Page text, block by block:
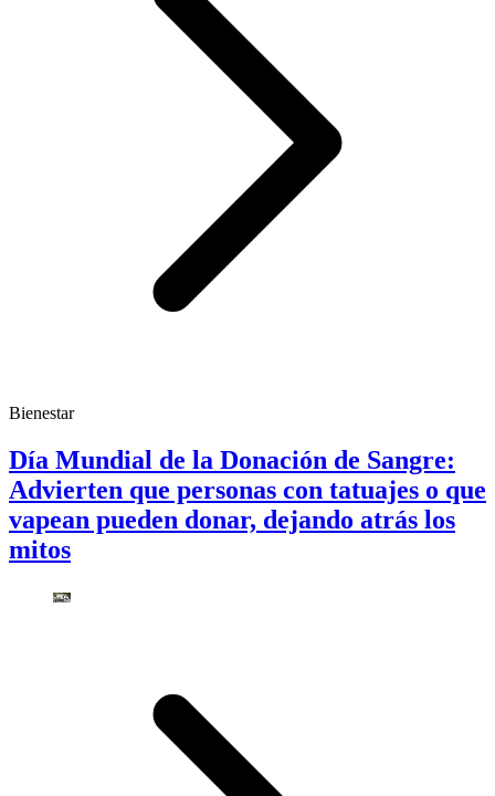
Bienestar
Día Mundial de la Donación de Sangre:
Advierten que personas con tatuajes o que
vapean pueden donar, dejando atrás los
mitos